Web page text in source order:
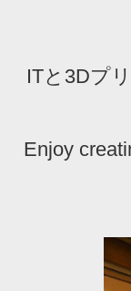
ITと3Dプ
Enjoy